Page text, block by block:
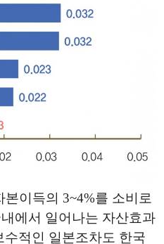
이득의 3~4%를 소비로
에서 일어나는 자산효과
적인 일본조차도 한국